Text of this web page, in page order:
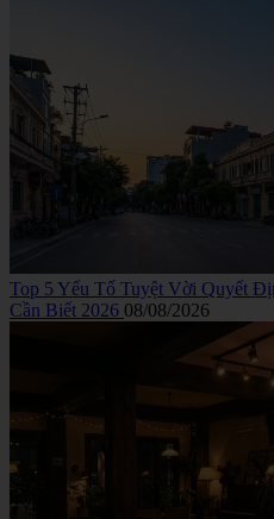
Top 5 Yếu Tố Tuyệt Vời Quyết
Cần Biết 2026 08/08/2026